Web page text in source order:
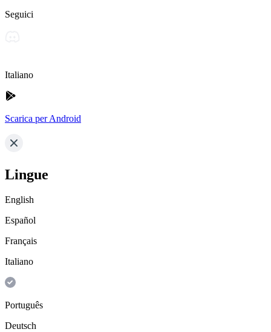
Seguici
Italiano
Scarica per Android
Lingue
English
Español
Français
Italiano
Português
Deutsch